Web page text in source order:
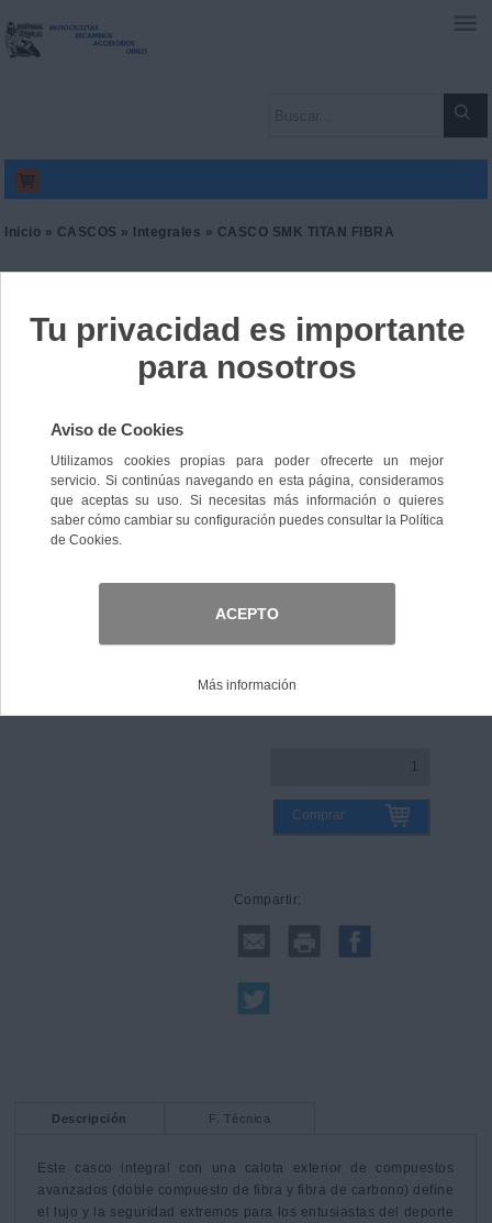
Inicio » CASCOS » Integrales » CASCO SMK TITAN FIBRA
Ref. 9165314046048
175,00 €IVA incl.
Guía de tallas
Comprar
Compartir:
Descripción F. Técnica
Este casco integral con una calota exterior de compuestos
avanzados (doble compuesto de fibra y fibra de carbono) define
el lujo y la seguridad extremos para los entusiastas del deporte